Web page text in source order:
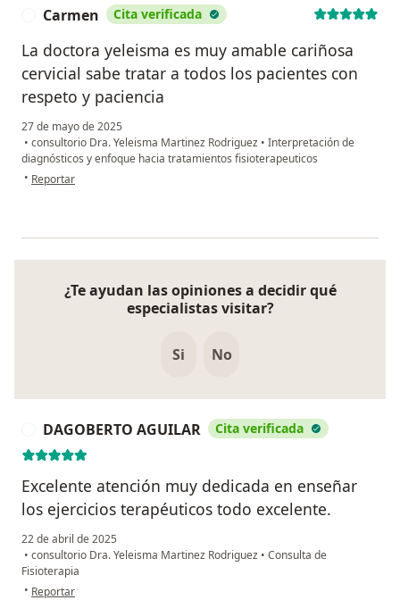
Carmen Cita verificada
La doctora yeleisma es muy amable cariñosa
cervicial sabe tratar a todos los pacientes con
respeto y paciencia
27 de mayo de 2025
• consultorio Dra. Yeleisma Martinez Rodriguez • Interpretación de
diagnósticos y enfoque hacia tratamientos fisioterapeuticos
• en opinión del usuario Carmen
Reportar
¿Te ayudan las opiniones a decidir qué
especialistas visitar?
Si No
DAGOBERTO AGUILAR Cita verificada
Excelente atención muy dedicada en enseñar
los ejercicios terapéuticos todo excelente.
22 de abril de 2025
• consultorio Dra. Yeleisma Martinez Rodriguez • Consulta de
Fisioterapia
• en opinión del usuario DAGOBERTO AGUILAR
Reportar